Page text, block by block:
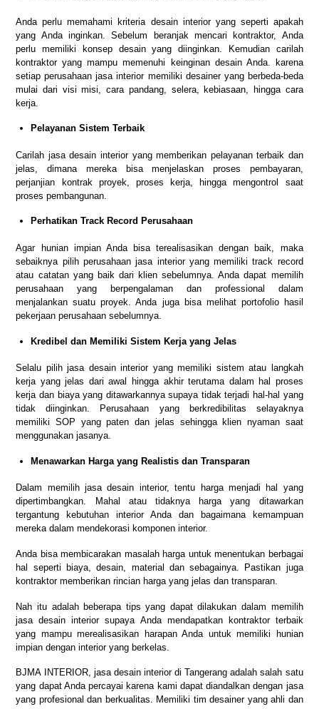
Anda perlu memahami kriteria desain interior yang seperti apakah
yang Anda inginkan. Sebelum beranjak mencari kontraktor, Anda
perlu memiliki konsep desain yang diinginkan. Kemudian carilah
kontraktor yang mampu memenuhi keinginan desain Anda. karena
setiap perusahaan jasa interior memiliki desainer yang berbeda-beda
mulai dari visi misi, cara pandang, selera, kebiasaan, hingga cara
kerja.
Pelayanan Sistem Terbaik
Carilah jasa desain interior yang memberikan pelayanan terbaik dan
jelas, dimana mereka bisa menjelaskan proses pembayaran,
perjanjian kontrak proyek, proses kerja, hingga mengontrol saat
proses pembangunan.
Perhatikan Track Record Perusahaan
Agar hunian impian Anda bisa terealisasikan dengan baik, maka
sebaiknya pilih perusahaan jasa interior yang memiliki track record
atau catatan yang baik dari klien sebelumnya. Anda dapat memilih
perusahaan yang berpengalaman dan professional dalam
menjalankan suatu proyek. Anda juga bisa melihat portofolio hasil
pekerjaan perusahaan sebelumnya.
Kredibel dan Memiliki Sistem Kerja yang Jelas
Selalu pilih jasa desain interior yang memiliki sistem atau langkah
kerja yang jelas dari awal hingga akhir terutama dalam hal proses
kerja dan biaya yang ditawarkannya supaya tidak terjadi hal-hal yang
tidak diinginkan. Perusahaan yang berkredibilitas selayaknya
memiliki SOP yang paten dan jelas sehingga klien nyaman saat
menggunakan jasanya.
Menawarkan Harga yang Realistis dan Transparan
Dalam memilih jasa desain interior, tentu harga menjadi hal yang
dipertimbangkan. Mahal atau tidaknya harga yang ditawarkan
tergantung kebutuhan interior Anda dan bagaimana kemampuan
mereka dalam mendekorasi komponen interior.
Anda bisa membicarakan masalah harga untuk menentukan berbagai
hal seperti biaya, desain, material dan sebagainya. Pastikan juga
kontraktor memberikan rincian harga yang jelas dan transparan.
Nah itu adalah beberapa tips yang dapat dilakukan dalam memilih
jasa desain interior supaya Anda mendapatkan kontraktor terbaik
yang mampu merealisasikan harapan Anda untuk memiliki hunian
impian dengan interior yang berkelas.
BJMA INTERIOR, jasa desain interior di Tangerang adalah salah satu
yang dapat Anda percayai karena kami dapat diandalkan dengan jasa
yang profesional dan berkualitas. Memiliki tim desainer yang ahli dan